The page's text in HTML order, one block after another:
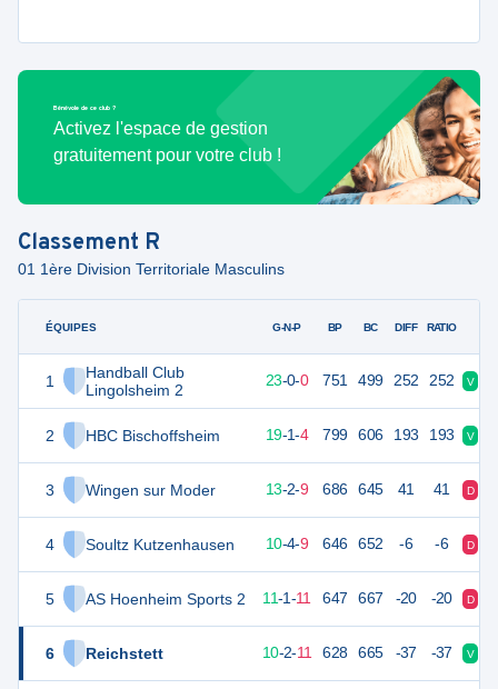
Bénévole de ce club ?
Activez l'espace de gestion
gratuitement pour votre club !
Classement R
01 1ère Division Territoriale Masculins
ÉQUIPES
1
Handball Club
Lingolsheim 2
2 HBC Bischoffsheim
3 Wingen sur Moder
4 Soultz Kutzenhausen
5 AS Hoenheim Sports 2
6 Reichstett
G-N-P BP BC DIFF RATIO
23-0-0 751 499 252 252 V
63 19-1-4 799 606 193 193 V
52 13-2-9 686 645 41 41 D
46 23 10-4-9 646 652 -6 -6 D
46 23 11-1-11 647 667 -20 -20 D
10-2-11 628 665 -37 -37 V